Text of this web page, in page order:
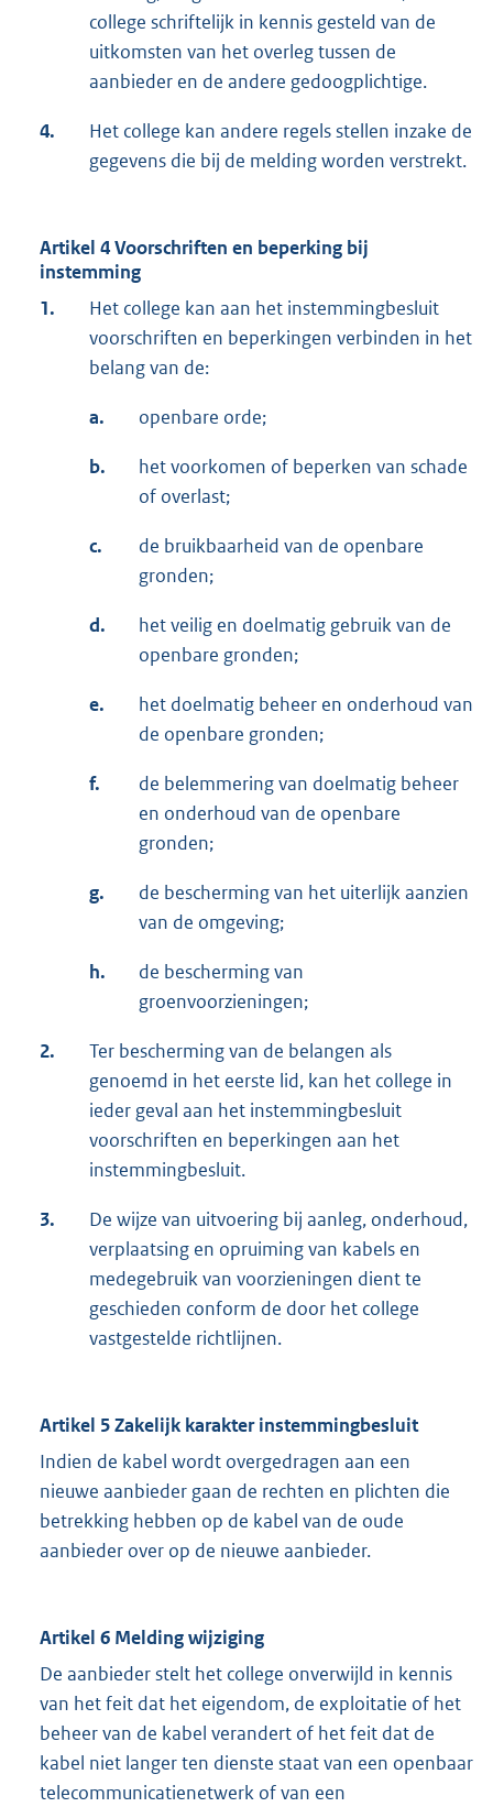
college schriftelijk in kennis gesteld van de
uitkomsten van het overleg tussen de
aanbieder en de andere gedoogplichtige.
4.
Het college kan andere regels stellen inzake de
gegevens die bij de melding worden verstrekt.
Artikel 4 Voorschriften en beperking bij
instemming
1.
Het college kan aan het instemmingbesluit
voorschriften en beperkingen verbinden in het
belang van de:
a. openbare orde;
b.
het voorkomen of beperken van schade
of overlast;
c.
de bruikbaarheid van de openbare
gronden;
d.
het veilig en doelmatig gebruik van de
openbare gronden;
e.
het doelmatig beheer en onderhoud van
de openbare gronden;
f.
de belemmering van doelmatig beheer
en onderhoud van de openbare
gronden;
g.
de bescherming van het uiterlijk aanzien
van de omgeving;
h.
de bescherming van
groenvoorzieningen;
2.
Ter bescherming van de belangen als
genoemd in het eerste lid, kan het college in
ieder geval aan het instemmingbesluit
voorschriften en beperkingen aan het
instemmingbesluit.
3.
De wijze van uitvoering bij aanleg, onderhoud,
verplaatsing en opruiming van kabels en
medegebruik van voorzieningen dient te
geschieden conform de door het college
vastgestelde richtlijnen.
Artikel 5 Zakelijk karakter instemmingbesluit
Indien de kabel wordt overgedragen aan een
nieuwe aanbieder gaan de rechten en plichten die
betrekking hebben op de kabel van de oude
aanbieder over op de nieuwe aanbieder.
Artikel 6 Melding wijziging
De aanbieder stelt het college onverwijld in kennis
van het feit dat het eigendom, de exploitatie of het
beheer van de kabel verandert of het feit dat de
kabel niet langer ten dienste staat van een openbaar
telecommunicatienetwerk of van een